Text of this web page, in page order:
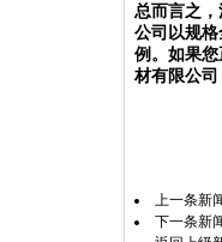
总而言之，
公司以规
例。如果
材有限公司
上一条新
下一条新